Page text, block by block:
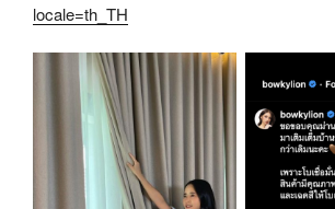
locale=th_TH